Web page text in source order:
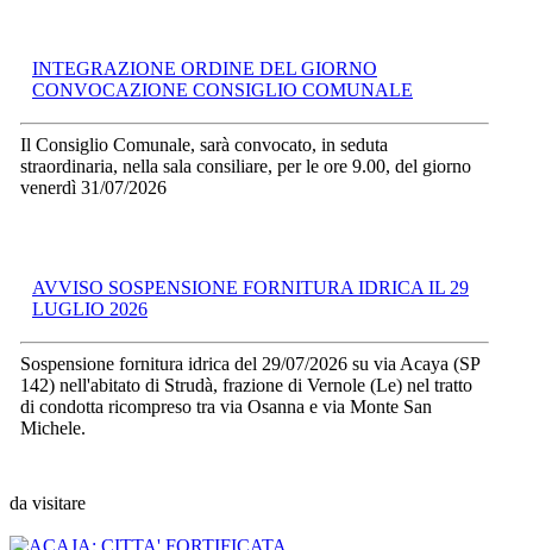
INTEGRAZIONE ORDINE DEL GIORNO
CONVOCAZIONE CONSIGLIO COMUNALE
Il Consiglio Comunale, sarà convocato, in seduta
straordinaria, nella sala consiliare, per le ore 9.00, del giorno
venerdì 31/07/2026
AVVISO SOSPENSIONE FORNITURA IDRICA IL 29
LUGLIO 2026
Sospensione fornitura idrica del 29/07/2026 su via Acaya (SP
142) nell'abitato di Strudà, frazione di Vernole (Le) nel tratto
di condotta ricompreso tra via Osanna e via Monte San
Michele.
da visitare